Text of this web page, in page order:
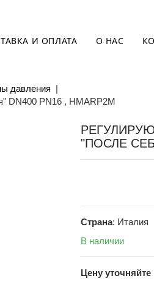
И ОПЛАТА О НАС
давления |
DN400 PN16 , HMARP2M
"ПОСЛЕ
Страна: Италия
В наличии
Цену уточняйте